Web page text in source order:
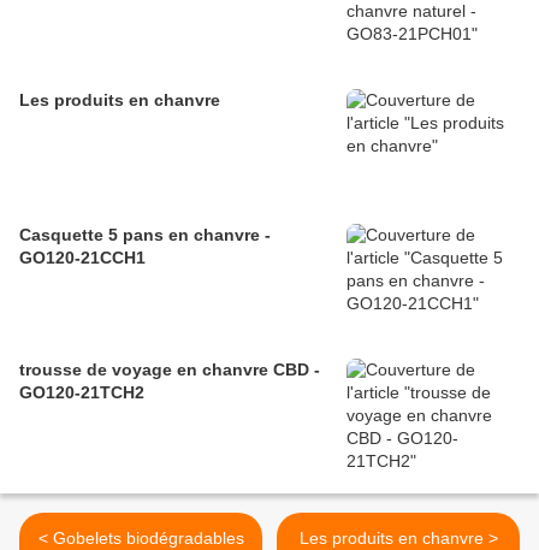
Les produits en chanvre
Casquette 5 pans en chanvre -
GO120-21CCH1
trousse de voyage en chanvre CBD -
GO120-21TCH2
< Gobelets biodégradables
Les produits en chanvre >